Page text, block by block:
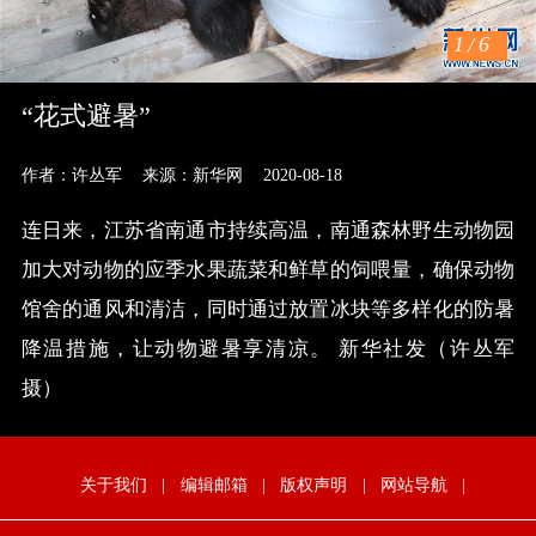
1 /6
“花式避暑”
作者：许丛军 来源：新华网 2020-08-18
连日来，江苏省南通市持续高温，南通森林野生动物园
加大对动物的应季水果蔬菜和鲜草的饲喂量，确保动物
馆舍的通风和清洁，同时通过放置冰块等多样化的防暑
降温措施，让动物避暑享清凉。 新华社发（许丛军
摄）
关于我们 | 编辑邮箱 | 版权声明 | 网站导航 |